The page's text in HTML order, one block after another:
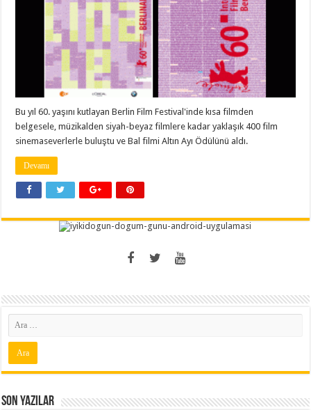
Bu yıl 60. yaşını kutlayan Berlin Film Festival'inde kısa filmden
belgesele, müzikalden siyah-beyaz filmlere kadar yaklaşık 400 film
sinemaseverlerle buluştu ve Bal filmi Altın Ayı Ödülünü aldı.
Devamı
Son Yazılar